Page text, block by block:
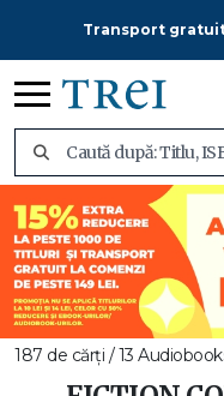
Transport
187 de cărți / 13